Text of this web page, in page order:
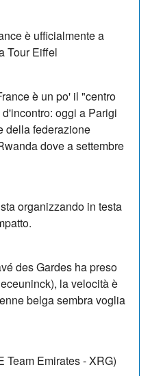
è ufficialmente a
Tour Eiffel
è un po' il "centro
oggi a Parigi
della federazione
dove a settembre
organizzando in testa
des Gardes ha preso
la velocità è
belga sembra voglia
Team Emirates - XRG)